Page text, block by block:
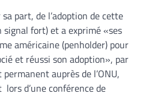
part, de l’adoption de cette
fort) et a exprimé «ses
américaine (penholder) pour
et réussi son adoption», par
auprès de l’ONU,
d’une conférence de